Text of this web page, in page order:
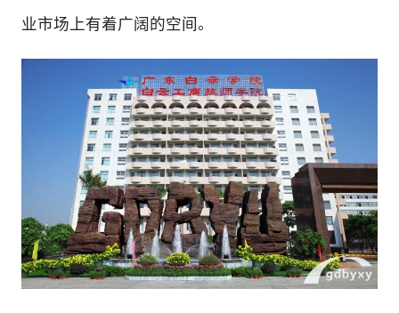
业市场上有着广阔的空间。